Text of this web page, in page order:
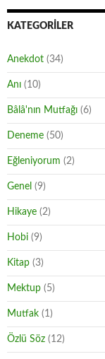
KATEGORILER
Anekdot (34)
Anı (10)
Bâlâ'nın Mutfağı (6)
Deneme (50)
Eğleniyorum (2)
Genel (9)
Hikaye (2)
Hobi (9)
Kitap (3)
Mektup (5)
Mutfak (1)
Özlü Söz (12)